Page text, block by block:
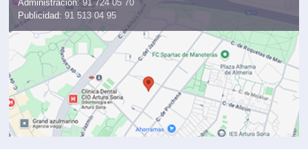
Administración: 91 724 05 70
Publicidad: 91 513 04 95